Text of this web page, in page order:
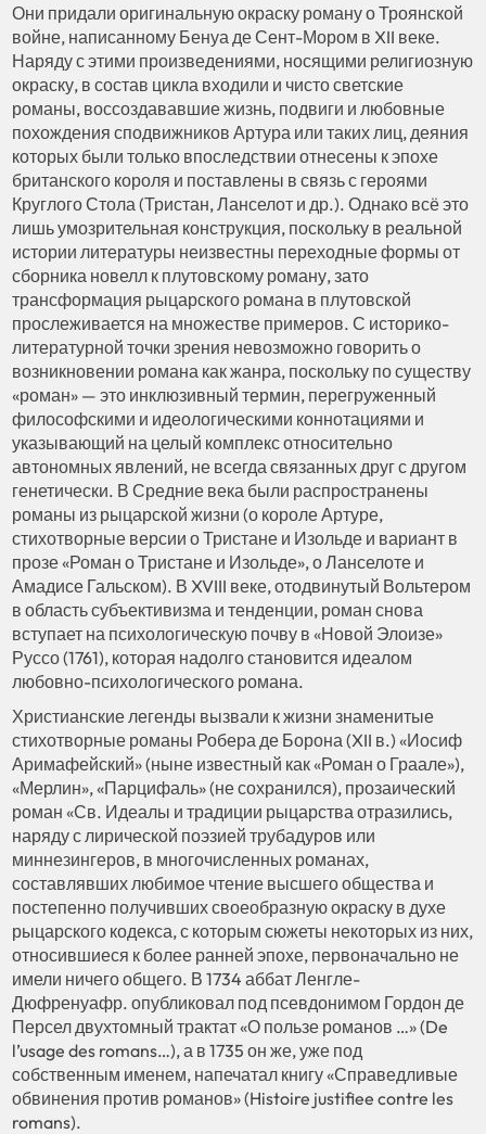
Они придали оригинальную окраску роману о Троянской
войне, написанному Бенуа де Сент-Мором в XII веке.
Наряду с этими произведениями, носящими религиозную
окраску, в состав цикла входили и чисто светские
романы, воссоздававшие жизнь, подвиги и любовные
похождения сподвижников Артура или таких лиц, деяния
которых были только впоследствии отнесены к эпохе
британского короля и поставлены в связь с героями
Круглого Стола (Тристан, Ланселот и др.). Однако всё это
лишь умозрительная конструкция, поскольку в реальной
истории литературы неизвестны переходные формы от
сборника новелл к плутовскому роману, зато
трансформация рыцарского романа в плутовской
прослеживается на множестве примеров. С историко-
литературной точки зрения невозможно говорить о
возникновении романа как жанра, поскольку по существу
«роман» — это инклюзивный термин, перегруженный
философскими и идеологическими коннотациями и
указывающий на целый комплекс относительно
автономных явлений, не всегда связанных друг с другом
генетически. В Средние века были распространены
романы из рыцарской жизни (о короле Артуре,
стихотворные версии о Тристане и Изольде и вариант в
прозе «Роман о Тристане и Изольде», о Ланселоте и
Амадисе Гальском). В XVIII веке, отодвинутый Вольтером
в область субъективизма и тенденции, роман снова
вступает на психологическую почву в «Новой Элоизе»
Руссо (1761), которая надолго становится идеалом
любовно-психологического романа.
Христианские легенды вызвали к жизни знаменитые
стихотворные романы Робера де Борона (XII в.) «Иосиф
Аримафейский» (ныне известный как «Роман о Граале»),
«Мерлин», «Парцифаль» (не сохранился), прозаический
роман «Св. Идеалы и традиции рыцарства отразились,
наряду с лирической поэзией трубадуров или
миннезингеров, в многочисленных романах,
составлявших любимое чтение высшего общества и
постепенно получивших своеобразную окраску в духе
рыцарского кодекса, с которым сюжеты некоторых из них,
относившиеся к более ранней эпохе, первоначально не
имели ничего общего. В 1734 аббат Ленгле-
Дюфренуафр. опубликовал под псевдонимом Гордон де
Персел двухтомный трактат «О пользе романов …» (De
l’usage des romans…), а в 1735 он же, уже под
собственным именем, напечатал книгу «Справедливые
обвинения против романов» (Histoire justifiee contre les
romans).